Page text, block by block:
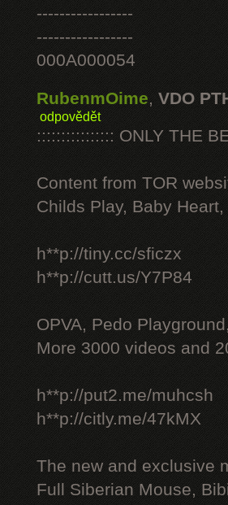
-----------------
-----------------
000A000054
RubenmOime, VDO
odpovědět
:::::::::::::::: ONLY THE
Content from TOR
Childs Play, Baby
h**p://tiny.cc/sficzx
h**p://cutt.us/Y7P84
OPVA, Pedo
More 3000 videos and
h**p://put2.me/muhcsh
h**p://citly.me/47kMX
The new and exclusive
Full Siberian Mouse,